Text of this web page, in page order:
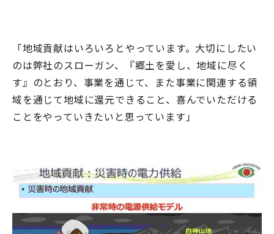
「地域貢献はいろいろとやっています。大切にしたい
のは弊社のスローガン、『郷土を愛し、地域に尽く
す』のとおり、事業を通じて、また事業に関連する領
域を通じて地域に還元できること、喜んでいただける
ことをやっていきたいと思っています」